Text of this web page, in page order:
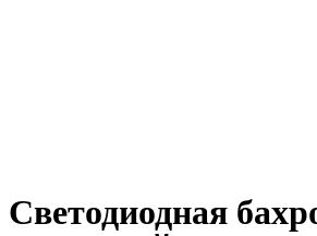
Светодиодная